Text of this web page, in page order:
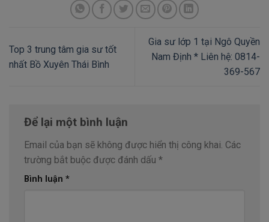
Top 3 trung tâm gia sư tốt
nhất Bồ Xuyên Thái Bình
Gia sư lớp 1 tại Ngô Quyền
Nam Định * Liên hệ: 0814-
369-567
Để lại một bình luận
Email của bạn sẽ không được hiển thị công khai. Các
trường bắt buộc được đánh dấu *
Bình luận *